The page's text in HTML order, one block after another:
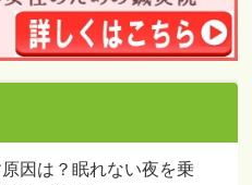
因は？眠れない夜を乗